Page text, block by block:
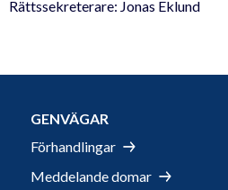
Rättssekreterare: Jonas Eklund
GENVÄGAR
Förhandlingar
Meddelande domar